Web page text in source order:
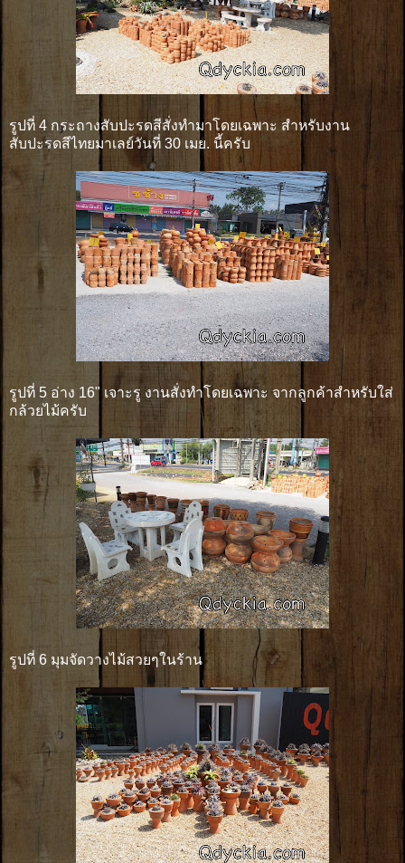
รูปที่ 4 กระถางสับปะรดสีสั่งทำมาโดยเฉพาะ สำหรับงาน
สับปะรดสีไทยมาเลย์วันที่ 30 เมย. นี้ครับ
รูปที่ 5 อ่าง 16" เจาะรู งานสั่งทำโดยเฉพาะ จากลูกค้าสำหรับใส่
กล้วยไม้ครับ
รูปที่ 6 มุมจัดวางไม้สวยๆในร้าน